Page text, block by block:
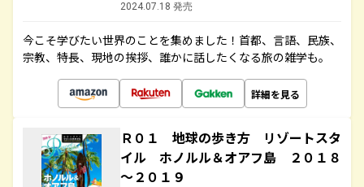
2024.07.18 発売
今こそ学びたい世界のことを集めました！首都、言語、民族、
宗教、特長、現地の挨拶、誰かに話したくなる旅の雑学も。
詳細を見る
Ｒ０１ 地球の歩き方 リゾートスタ
イル ホノルル＆オアフ島 ２０１８
～２０１９